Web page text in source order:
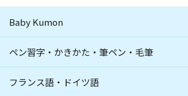
Baby Kumon
ペン習字・かきかた・筆ペン・毛筆
フランス語・ドイツ語